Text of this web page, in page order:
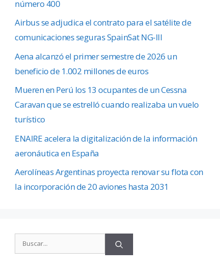
número 400
Airbus se adjudica el contrato para el satélite de
comunicaciones seguras SpainSat NG-III
Aena alcanzó el primer semestre de 2026 un
beneficio de 1.002 millones de euros
Mueren en Perú los 13 ocupantes de un Cessna
Caravan que se estrelló cuando realizaba un vuelo
turístico
ENAIRE acelera la digitalización de la información
aeronáutica en España
Aerolíneas Argentinas proyecta renovar su flota con
la incorporación de 20 aviones hasta 2031